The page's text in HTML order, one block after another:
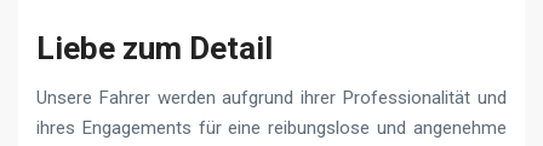
Liebe zum Detail
Unsere Fahrer werden aufgrund ihrer Professionalität und
ihres Engagements für eine reibungslose und angenehme